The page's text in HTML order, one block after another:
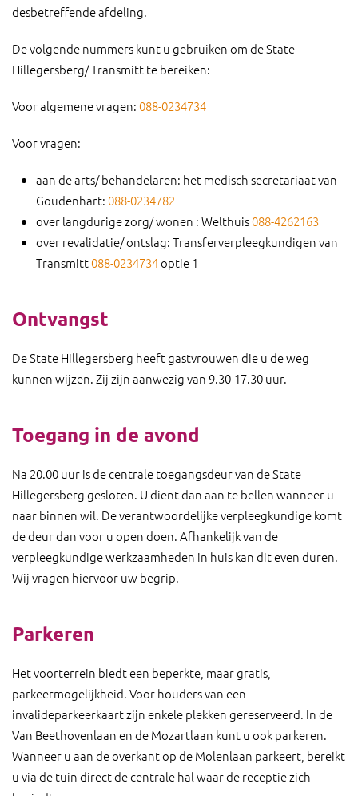
desbetreffende afdeling.
De volgende nummers kunt u gebruiken om de State
Hillegersberg/ Transmitt te bereiken:
Voor algemene vragen:088-0234734
Voor vragen:
aan de arts/ behandelaren: het medisch secretariaat van
Goudenhart:088-0234782
over langdurige zorg/ wonen : Welthuis088-4262163
over revalidatie/ ontslag: Transferverpleegkundigen van
Transmitt088-0234734optie 1
Ontvangst
De State Hillegersberg heeft gastvrouwen die u de weg
kunnen wijzen. Zij zijn aanwezig van 9.30-17.30 uur.
Toegang in de avond
Na 20.00 uur is de centrale toegangsdeur van de State
Hillegersberg gesloten. U dient dan aan te bellen wanneer u
naar binnen wil. De verantwoordelijke verpleegkundige komt
de deur dan voor u open doen. Afhankelijk van de
verpleegkundige werkzaamheden in huis kan dit even duren.
Wij vragen hiervoor uw begrip.
Parkeren
Het voorterrein biedt een beperkte, maar gratis,
parkeermogelijkheid. Voor houders van een
invalideparkeerkaart zijn enkele plekken gereserveerd. In de
Van Beethovenlaan en de Mozartlaan kunt u ook parkeren.
Wanneer u aan de overkant op de Molenlaan parkeert, bereikt
u via de tuin direct de centrale hal waar de receptie zich